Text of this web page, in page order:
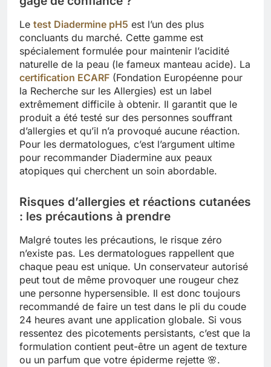
Le test Diadermine pH5 est l’un des plus
concluants du marché. Cette gamme est
spécialement formulée pour maintenir l’acidité
naturelle de la peau (le fameux manteau acide). La
certification ECARF (Fondation Européenne pour
la Recherche sur les Allergies) est un label
extrêmement difficile à obtenir. Il garantit que le
produit a été testé sur des personnes souffrant
d’allergies et qu’il n’a provoqué aucune réaction.
Pour les dermatologues, c’est l’argument ultime
pour recommander Diadermine aux peaux
atopiques qui cherchent un soin abordable.
Risques d’allergies et réactions cutanées
: les précautions à prendre
Malgré toutes les précautions, le risque zéro
n’existe pas. Les dermatologues rappellent que
chaque peau est unique. Un conservateur autorisé
peut tout de même provoquer une rougeur chez
une personne hypersensible. Il est donc toujours
recommandé de faire un test dans le pli du coude
24 heures avant une application globale. Si vous
ressentez des picotements persistants, c’est que la
formulation contient peut-être un agent de texture
ou un parfum que votre épiderme rejette 🌸.